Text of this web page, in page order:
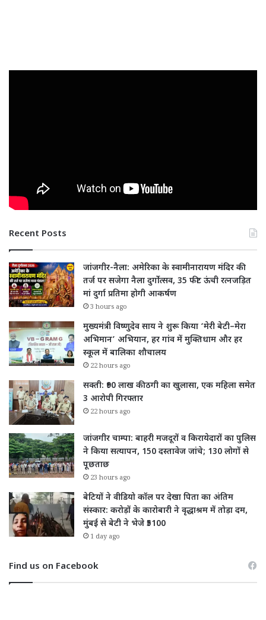
Recent Posts
जांजगीर-नैला: अमेरिका के स्वामीनारायण मंदिर की
तर्ज पर सजेगा नैला दुर्गोत्सव, 35 फीट ऊंची रत्नजड़ित
मां दुर्गा प्रतिमा होगी आकर्षण
3 hours ago
मुख्यमंत्री विष्णुदेव साय ने शुरू किया ‘मेरी बेटी–मेरा
अभिमान’ अभियान, हर गांव में मुक्तिधाम और हर
स्कूल में बालिका शौचालय
22 hours ago
सक्ती: ₹90 लाख की ठगी का खुलासा, एक महिला समेत
3 आरोपी गिरफ्तार
22 hours ago
जांजगीर चाम्पा: बाहरी मजदूरों व किरायेदारों का पुलिस
ने किया सत्यापन, 150 दस्तावेज जांचे; 130 लोगों से
पूछताछ
23 hours ago
बेटियों ने वीडियो कॉल पर देखा पिता का अंतिम
संस्कार: करोड़ों के कारोबारी ने वृद्धाश्रम में तोड़ा दम,
मुंबई से बेटी ने भेजे ₹5100
1 day ago
Find us on Facebook